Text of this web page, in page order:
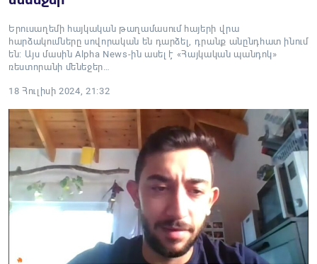
Երուսաղեմի հայկական թաղամասում հայերի վրա
հարձակումները սովորական են դարձել, դրանք անընդհատ ինում
են: Այս մասին Alpha News-ին ասել է «Հայկական պանդոկ»
ռեստորանի մենեջեր…
18 Հուլիսի 2024, 21:32